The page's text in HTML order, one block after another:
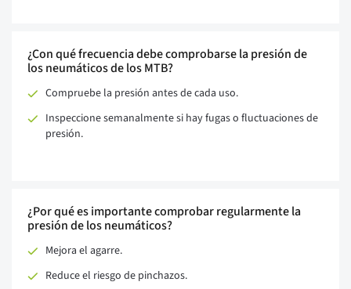
¿Con qué frecuencia debe comprobarse la presión de
los neumáticos de los MTB?
Compruebe la presión antes de cada uso.
Inspeccione semanalmente si hay fugas o fluctuaciones de
presión.
¿Por qué es importante comprobar regularmente la
presión de los neumáticos?
Mejora el agarre.
Reduce el riesgo de pinchazos.